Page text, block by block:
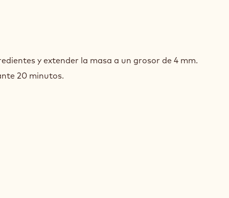
y extender la masa a un grosor de 4 mm.
20 minutos.